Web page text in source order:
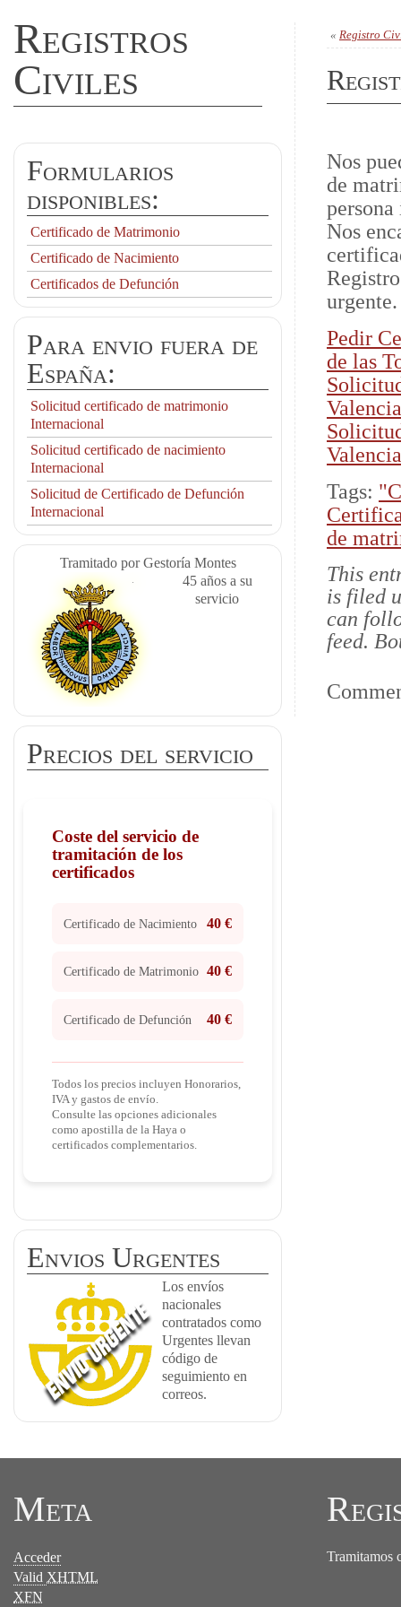
Registros
Civiles
« Registro
Nos
de
Nos
urgente.
Pedir
de las
Tags:
de
This
is filed
can
feed.
Formularios
disponibles:
Certificado de Matrimonio
Certificado de Nacimiento
Certificados de Defunción
Para envio fuera de
España:
Solicitud certificado de matrimonio
Internacional
Solicitud certificado de nacimiento
Internacional
Solicitud de Certificado de Defunción
Internacional
Tramitado por Gestoría Montes
45 años a su
servicio
Precios del servicio
Coste del servicio de
tramitación de los
certificados
Certificado de Nacimiento 40 €
Certificado de Matrimonio 40 €
Certificado de Defunción 40 €
Todos los precios incluyen Honorarios,
IVA y gastos de envío.
Consulte las opciones adicionales
como apostilla de la Haya o
certificados complementarios.
Envios Urgentes
Los envíos
nacionales
contratados como
Urgentes llevan
código de
seguimiento en
correos.
Meta
Acceder
Valid XHTML
XFN
Tramitamos